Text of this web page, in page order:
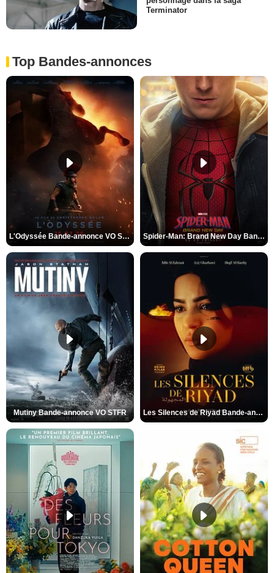
Terminator
Top Bandes-annonces
L'Odyssée Bande-annonce VO STFR Spider-Man: Brand New Day Bande-annonce VO STFR
Mutiny Bande-annonce VO STFR Les Silences de Riyad Bande-annonce VO STFR